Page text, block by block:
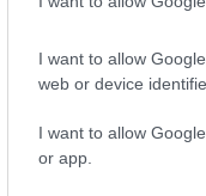
I want to allow
web or device
I want to allow
or app.